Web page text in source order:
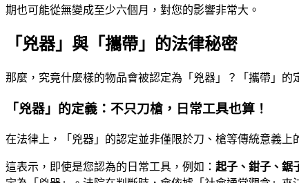
期也可能從無變成至少六個月，對您的影響非常大。
「兇器」與「攜帶」的法律秘密
那麼，究竟什麼樣的物品會被認定為「兇器」？「攜帶」
「兇器」的定義：不只刀槍，日常工具也算！
在法律上，「兇器」的認定並非僅限於刀、槍等傳統意義上
這表示，即使是您認為的日常工具，例如： 起子、鉗子、鋸